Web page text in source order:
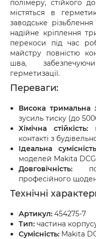
полімеру, стійкого
містяться в
заводське
надійне кріплення
перекоси під час
майстру повністю
шва,
герметизації.
Переваги:
Висока тримальна
зусиль тиску (до
Хімічна стійкість:
контакті з
Ідеальна
моделей Makita
Довговічність:
професійного
Технічні
Артикул: 454275-7
Тип: частина
Сумісність: Makita